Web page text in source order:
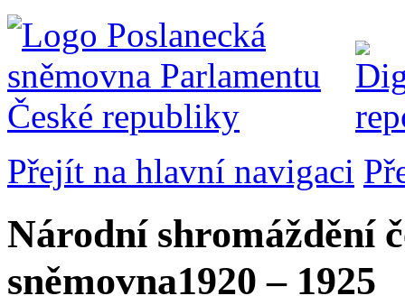
Přejít na hlavní navigaci
Národní shromáždění
sněmovna1920 – 1925